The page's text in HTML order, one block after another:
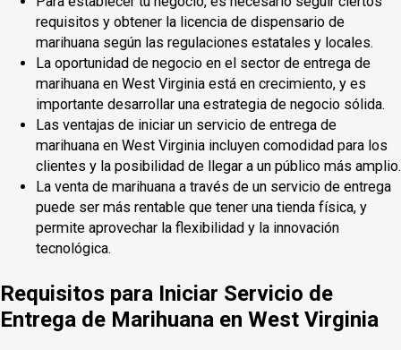
requisitos y obtener la licencia de dispensario de
marihuana según las regulaciones estatales y locales.
La oportunidad de negocio en el sector de entrega de
marihuana en West Virginia está en crecimiento, y es
importante desarrollar una estrategia de negocio sólida.
Las ventajas de iniciar un servicio de entrega de
marihuana en West Virginia incluyen comodidad para los
clientes y la posibilidad de llegar a un público más amplio.
La venta de marihuana a través de un servicio de entrega
puede ser más rentable que tener una tienda física, y
permite aprovechar la flexibilidad y la innovación
tecnológica.
Requisitos para Iniciar Servicio de
Entrega de Marihuana en West Virginia